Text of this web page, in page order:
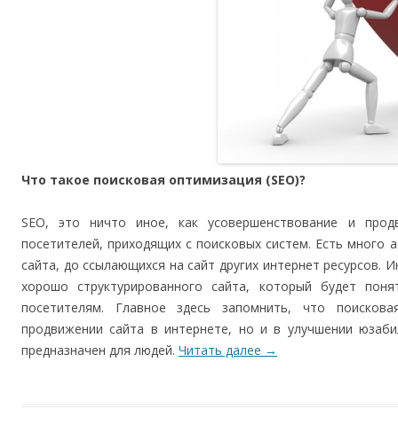
Что такое поисковая оптимизация (SEO)?
SEO, это ничто иное, как усовершенствование и
посетителей, приходящих с поисковых систем. Есть много
сайта, до ссылающихся на сайт других интернет ресурсов.
хорошо структурированного сайта, который будет
посетителям. Главное здесь запомнить, что
продвижении сайта в интернете, но и в улучшении
предназначен для людей. Читать далее →